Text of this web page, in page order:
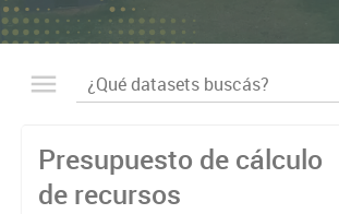
Presupuesto de cálculo
de recursos